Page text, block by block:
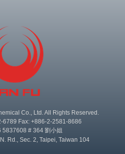
Co., Ltd. All Rights Reserved.
6789 Fax: +886-2-2581-8686
5837608 # 364 劉小姐
Rd., Sec. 2, Taipei, Taiwan 104